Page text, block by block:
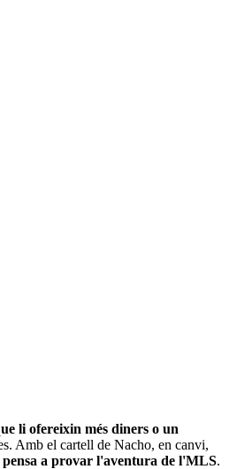
li ofereixin més diners o un
Amb el cartell de Nacho, en canvi,
a provar l'aventura de l'MLS.